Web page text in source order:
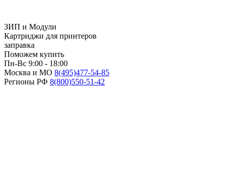
ЗИП и Модули
Картриджи для принтеров
заправка
Поможем купить
Пн-Вс 9:00 - 18:00
Москва и МО 8(495)477-54-85
Регионы РФ 8(800)550-51-42